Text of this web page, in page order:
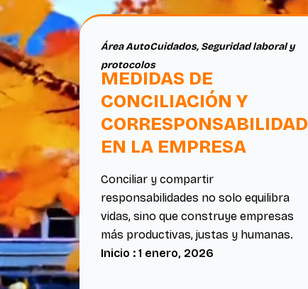
Área AutoCuidados, Seguridad laboral y
protocolos
MEDIDAS DE
CONCILIACIÓN Y
CORRESPONSABILIDAD
EN LA EMPRESA
Conciliar y compartir
responsabilidades no solo equilibra
vidas, sino que construye empresas
más productivas, justas y humanas.
Inicio : 1 enero, 2026